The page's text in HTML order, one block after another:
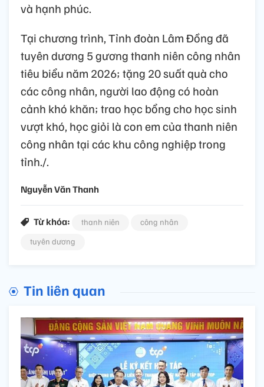
và hạnh phúc.
Tại chương trình, Tỉnh đoàn Lâm Đồng đã
tuyên dương 5 gương thanh niên công nhân
tiêu biểu năm 2026; tặng 20 suất quà cho
các công nhân, người lao động có hoàn
cảnh khó khăn; trao học bổng cho học sinh
vượt khó, học giỏi là con em của thanh niên
công nhân tại các khu công nghiệp trong
tỉnh./.
Nguyễn Văn Thanh
Từ khóa: thanh niên
công nhân
tuyên dương
Tin liên quan